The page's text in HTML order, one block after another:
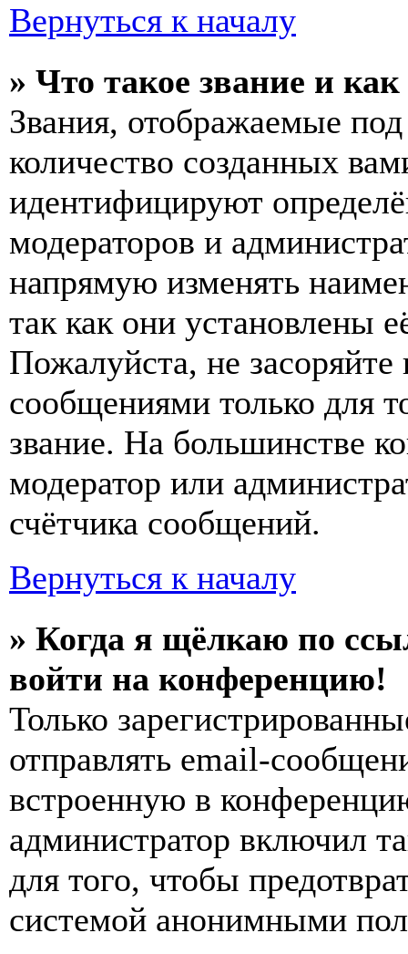
Вернуться к началу
» Что такое звание и
Звания, отображаемые
количество созданных
идентифицируют
модераторов и
напрямую изменять
так как они установлены
Пожалуйста, не
сообщениями только для
звание. На большинстве
модератор или
счётчика сообщений.
Вернуться к началу
» Когда я щёлкаю по
войти на конференцию!
Только
отправлять email-
встроенную в
администратор включил
для того, чтобы
системой анонимными